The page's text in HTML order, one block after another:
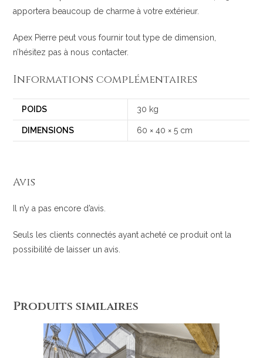
apportera beaucoup de charme à votre extérieur.
Apex Pierre peut vous fournir tout type de dimension,
n’hésitez pas à nous contacter.
Informations complémentaires
POIDS 30 kg
DIMENSIONS 60 × 40 × 5 cm
Avis
Il n’y a pas encore d’avis.
Seuls les clients connectés ayant acheté ce produit ont la
possibilité de laisser un avis.
Produits similaires